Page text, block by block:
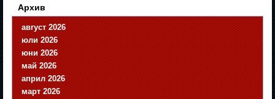
Архив
август 2026
юли 2026
юни 2026
май 2026
април 2026
март 2026